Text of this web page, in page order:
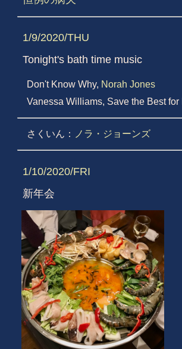
1/9/2020/THU
Tonight's bath time music
Don't Know Why, Norah Jones
Vanessa Williams, Save the Best for
さくいん： ノラ・ジョーンズ
1/10/2020/FRI
新年会